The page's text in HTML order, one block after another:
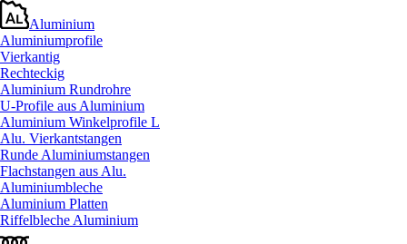
Aluminium
Aluminiumprofile
Vierkantig
Rechteckig
Aluminium Rundrohre
U-Profile aus Aluminium
Aluminium Winkelprofile L
Alu. Vierkantstangen
Runde Aluminiumstangen
Flachstangen aus Alu.
Aluminiumbleche
Aluminium Platten
Riffelbleche Aluminium